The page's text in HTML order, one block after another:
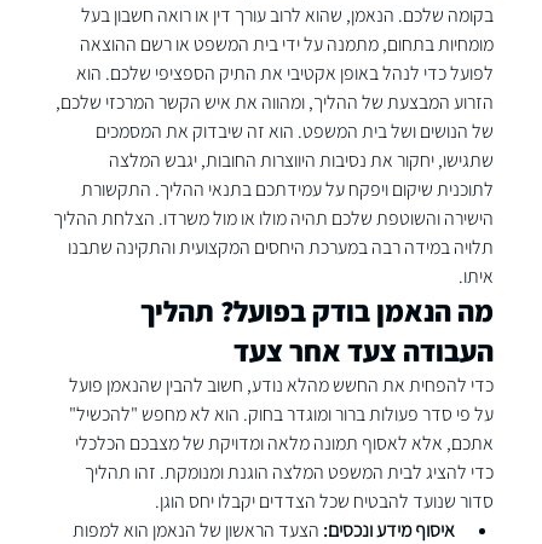
בקומה שלכם. הנאמן, שהוא לרוב עורך דין או רואה חשבון בעל
מומחיות בתחום, מתמנה על ידי בית המשפט או רשם ההוצאה
לפועל כדי לנהל באופן אקטיבי את התיק הספציפי שלכם. הוא
הזרוע המבצעת של ההליך, ומהווה את איש הקשר המרכזי שלכם,
של הנושים ושל בית המשפט. הוא זה שיבדוק את המסמכים
שתגישו, יחקור את נסיבות היווצרות החובות, יגבש המלצה
לתוכנית שיקום ויפקח על עמידתכם בתנאי ההליך. התקשורת
הישירה והשוטפת שלכם תהיה מולו או מול משרדו. הצלחת ההליך
תלויה במידה רבה במערכת היחסים המקצועית והתקינה שתבנו
איתו.
מה הנאמן בודק בפועל? תהליך
העבודה צעד אחר צעד
כדי להפחית את החשש מהלא נודע, חשוב להבין שהנאמן פועל
על פי סדר פעולות ברור ומוגדר בחוק. הוא לא מחפש "להכשיל"
אתכם, אלא לאסוף תמונה מלאה ומדויקת של מצבכם הכלכלי
כדי להציג לבית המשפט המלצה הוגנת ומנומקת. זהו תהליך
סדור שנועד להבטיח שכל הצדדים יקבלו יחס הוגן.
איסוף מידע ונכסים: הצעד הראשון של הנאמן הוא למפות